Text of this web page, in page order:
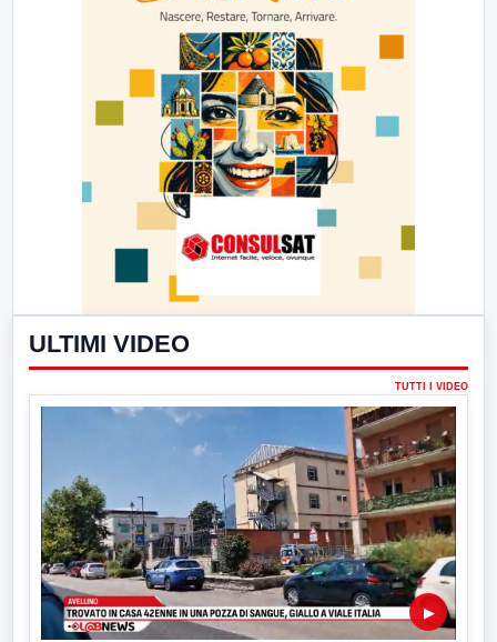
ULTIMI VIDEO
TUTTI I VIDEO
▶